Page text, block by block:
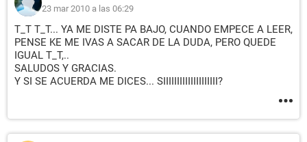
23 mar 2010 a las 06:29
T_T T_T... YA ME DISTE PA BAJO, CUANDO EMPECE A LEER,
PENSE KE ME IVAS A SACAR DE LA DUDA, PERO QUEDE
IGUAL T_T,..
SALUDOS Y GRACIAS.
Y SI SE ACUERDA ME DICES... SIIIIIIIIIIIIIIIIIIII?